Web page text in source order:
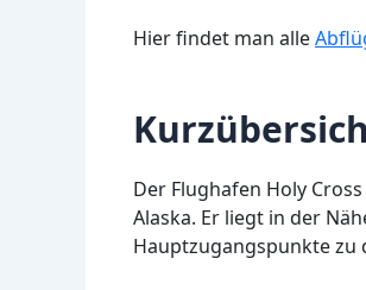
Hier findet man alle
Der Flughafen Holy
Alaska. Er liegt in der
Hauptzugangspunkte zu